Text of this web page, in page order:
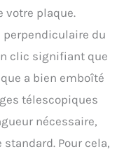
votre plaque.
perpendiculaire du
clic signifiant que
a bien emboîté
télescopiques
nécessaire,
Pour cela,